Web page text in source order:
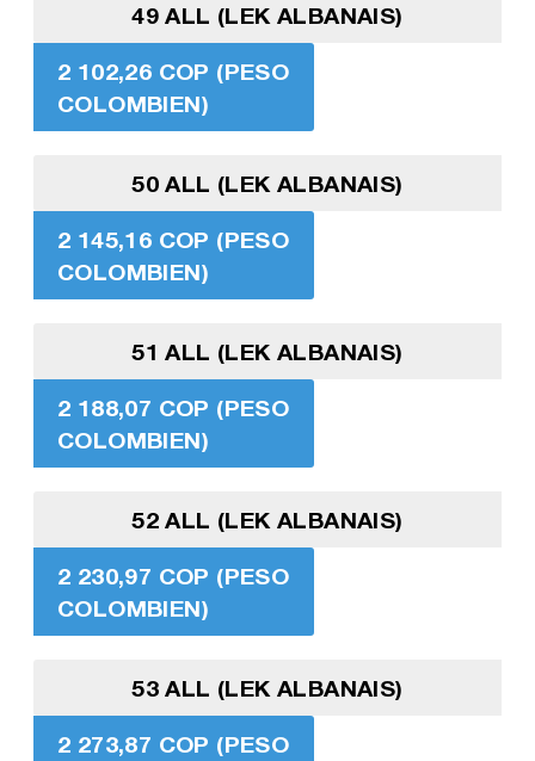
49 ALL (LEK ALBANAIS)
2 102,26 COP (PESO
COLOMBIEN)
50 ALL (LEK ALBANAIS)
2 145,16 COP (PESO
COLOMBIEN)
51 ALL (LEK ALBANAIS)
2 188,07 COP (PESO
COLOMBIEN)
52 ALL (LEK ALBANAIS)
2 230,97 COP (PESO
COLOMBIEN)
53 ALL (LEK ALBANAIS)
2 273,87 COP (PESO